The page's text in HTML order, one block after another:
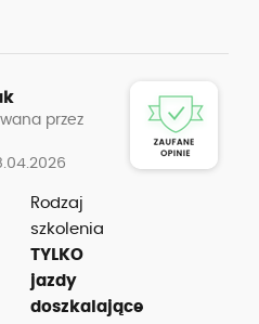
przez
Rodzaj
szkolenia
TYLKO
jazdy
doszkalające